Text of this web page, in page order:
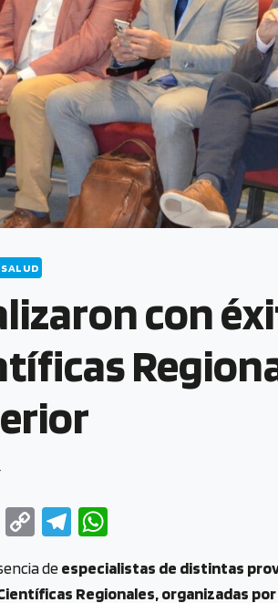
SALUD
con
M
C
py
Te
gr at
deespecialistas de distintas
Regionales, organizadas